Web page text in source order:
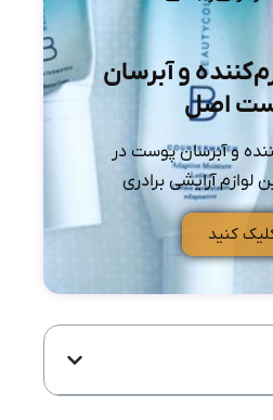
و آبرسان
اصل
و آبرسان پوست در
لوازم آرایشی برادری
کنید